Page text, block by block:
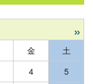
»
金
土
4
5